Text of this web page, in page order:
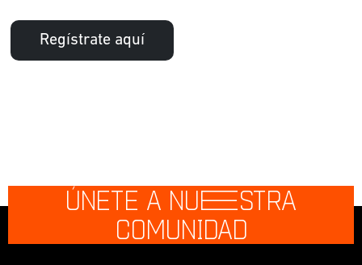
Regístrate aquí
ÚNETE A NUESTRA
COMUNIDAD